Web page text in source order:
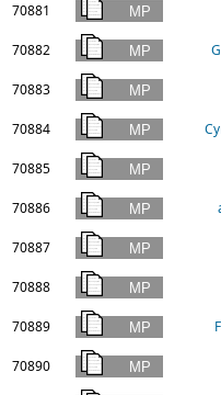
70881
70882
70883
70884
70885
70886
70887
70888
70889
70890